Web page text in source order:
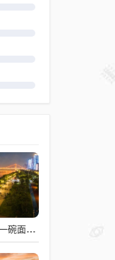
3女子带4孩点一碗面多次免费续面